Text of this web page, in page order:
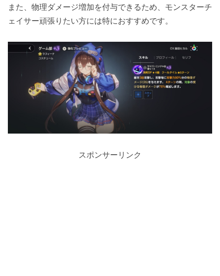
また、物理ダメージ増加を付与できるため、モンスターチ
ェイサー頑張りたい方には特におすすめです。
スポンサーリンク